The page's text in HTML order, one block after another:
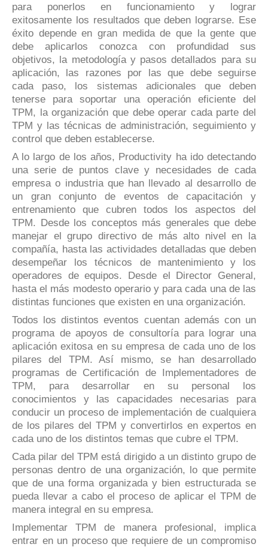
para ponerlos en funcionamiento y lograr
exitosamente los resultados que deben lograrse. Ese
éxito depende en gran medida de que la gente que
debe aplicarlos conozca con profundidad sus
objetivos, la metodología y pasos detallados para su
aplicación, las razones por las que debe seguirse
cada paso, los sistemas adicionales que deben
tenerse para soportar una operación eficiente del
TPM, la organización que debe operar cada parte del
TPM y las técnicas de administración, seguimiento y
control que deben establecerse.
A lo largo de los años, Productivity ha ido detectando
una serie de puntos clave y necesidades de cada
empresa o industria que han llevado al desarrollo de
un gran conjunto de eventos de capacitación y
entrenamiento que cubren todos los aspectos del
TPM. Desde los conceptos más generales que debe
manejar el grupo directivo de más alto nivel en la
compañía, hasta las actividades detalladas que deben
desempeñar los técnicos de mantenimiento y los
operadores de equipos. Desde el Director General,
hasta el más modesto operario y para cada una de las
distintas funciones que existen en una organización.
Todos los distintos eventos cuentan además con un
programa de apoyos de consultoría para lograr una
aplicación exitosa en su empresa de cada uno de los
pilares del TPM. Así mismo, se han desarrollado
programas de Certificación de Implementadores de
TPM, para desarrollar en su personal los
conocimientos y las capacidades necesarias para
conducir un proceso de implementación de cualquiera
de los pilares del TPM y convertirlos en expertos en
cada uno de los distintos temas que cubre el TPM.
Cada pilar del TPM está dirigido a un distinto grupo de
personas dentro de una organización, lo que permite
que de una forma organizada y bien estructurada se
pueda llevar a cabo el proceso de aplicar el TPM de
manera integral en su empresa.
Implementar TPM de manera profesional, implica
entrar en un proceso que requiere de un compromiso